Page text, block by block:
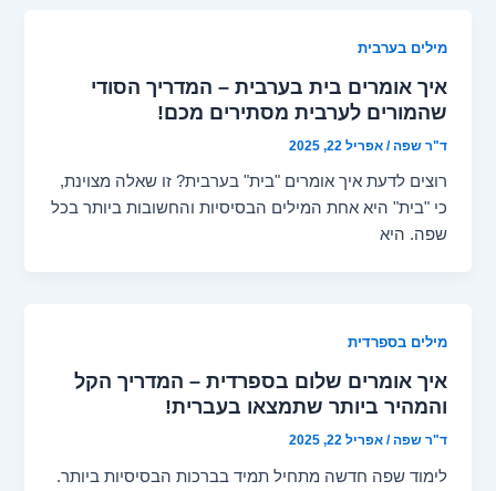
מילים בערבית
איך אומרים בית בערבית – המדריך הסודי
שהמורים לערבית מסתירים מכם!
ד"ר שפה/אפריל 22, 2025
רוצים לדעת איך אומרים "בית" בערבית? זו שאלה מצוינת,
כי "בית" היא אחת המילים הבסיסיות והחשובות ביותר בכל
שפה. היא
מילים בספרדית
איך אומרים שלום בספרדית – המדריך הקל
והמהיר ביותר שתמצאו בעברית!
ד"ר שפה/אפריל 22, 2025
לימוד שפה חדשה מתחיל תמיד בברכות הבסיסיות ביותר.